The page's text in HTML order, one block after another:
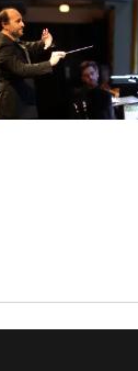
r5c_8215